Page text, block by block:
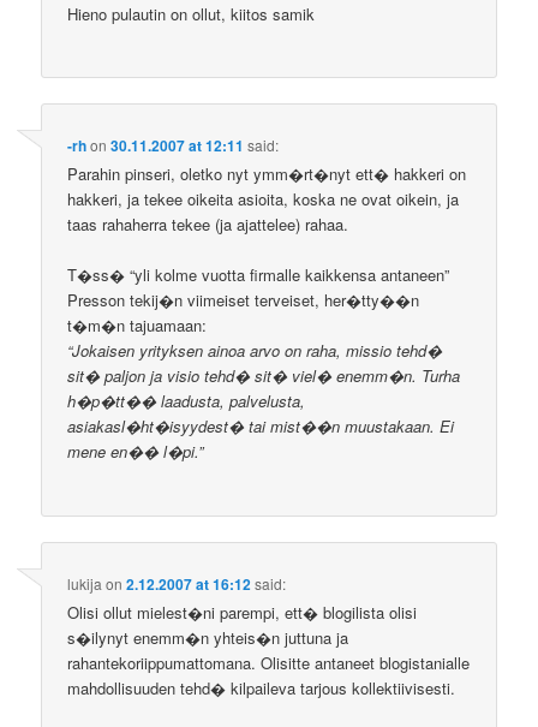
Hieno pulautin on ollut, kiitos samik
-rhon30.11.2007 at 12:11 said:
Parahin pinseri, oletko nyt ymm�rt�nyt ett� hakkeri on
hakkeri, ja tekee oikeita asioita, koska ne ovat oikein, ja
taas rahaherra tekee (ja ajattelee) rahaa.
T�ss� “yli kolme vuotta firmalle kaikkensa antaneen”
Presson tekij�n viimeiset terveiset, her�tty��n
t�m�n tajuamaan:
“Jokaisen yrityksen ainoa arvo on raha, missio tehd�
sit� paljon ja visio tehd� sit� viel� enemm�n. Turha
h�p�tt�� laadusta, palvelusta,
asiakasl�ht�isyydest� tai mist��n muustakaan. Ei
mene en�� l�pi.”
lukija on2.12.2007 at 16:12said:
Olisi ollut mielest�ni parempi, ett� blogilista olisi
s�ilynyt enemm�n yhteis�n juttuna ja
rahantekoriippumattomana. Olisitte antaneet blogistanialle
mahdollisuuden tehd� kilpaileva tarjous kollektiivisesti.